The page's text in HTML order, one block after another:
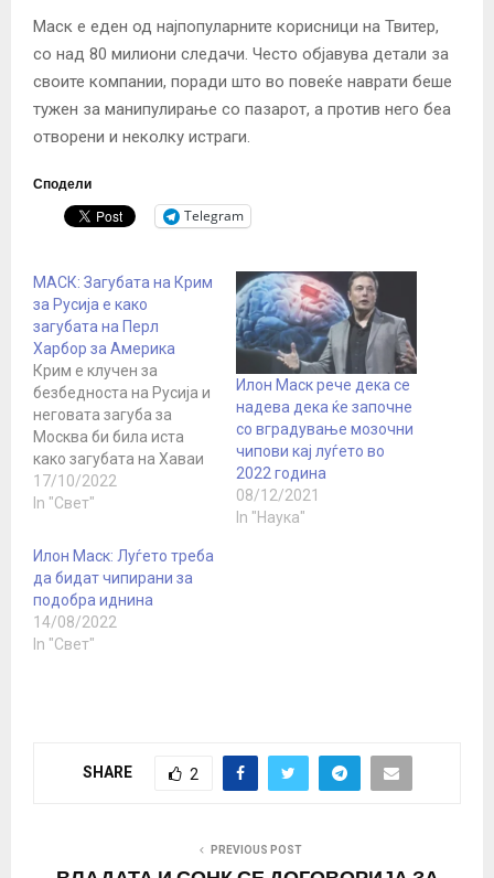
Маск е еден од најпопуларните корисници на Твитер,
со над 80 милиони следачи. Често објавува детали за
своите компании, поради што во повеќе наврати беше
тужен за манипулирање со пазарот, а против него беа
отворени и неколку истраги.
Сподели
Telegram
МАСК: Загубата на Крим
за Русија е како
загубата на Перл
Харбор за Америка
Крим е клучен за
безбедноста на Русија и
неговата загуба за
Москва би била иста
како загубата на Хаваи
и Перл Харбор за САД,
напиша основачот на
„Без разлика дали
некому му се допаѓа или
не, Русија го гледа Крим
апсолутно како клучен
дел од Русија. Крим…
17/10/2022
In "Свет"
Илон Маск рече дека се
надева дека ќе започне
со вградување мозочни
чипови кај луѓето во
2022 година
08/12/2021
In "Наука"
Илон Маск: Луѓето треба
да бидат чипирани за
подобра иднина
14/08/2022
In "Свет"
SHARE 2
PREVIOUS POST